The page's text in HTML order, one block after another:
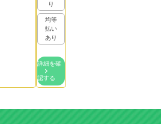
り
均等
払い
あり
詳細を確
認する